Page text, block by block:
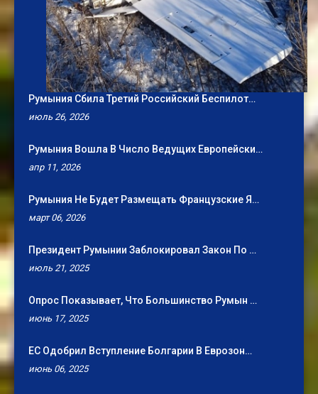
Румыния Сбила Третий Российский Беспилот…
июль 26, 2026
Румыния Вошла В Число Ведущих Европейски…
апр 11, 2026
Румыния Не Будет Размещать Французские Я…
март 06, 2026
Президент Румынии Заблокировал Закон По …
июль 21, 2025
Опрос Показывает, Что Большинство Румын …
июнь 17, 2025
ЕС Одобрил Вступление Болгарии В Еврозон…
июнь 06, 2025